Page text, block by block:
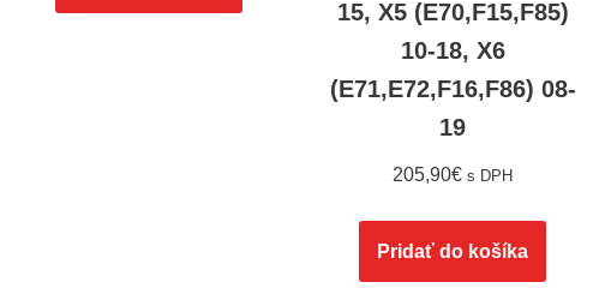
15, X5 (E70,F15,F85)
10-18, X6
(E71,E72,F16,F86) 08-
19
205,90€ s DPH
Pridať do košíka